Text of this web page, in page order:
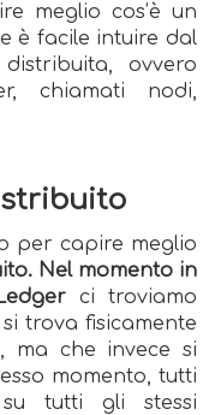
meglio cos’è un
è facile intuire dal
ovvero
chiamati nodi,
per capire meglio
Nel momento in
ci troviamo
trova fisicamente
ma che invece si
momento, tutti
su tutti gli stessi